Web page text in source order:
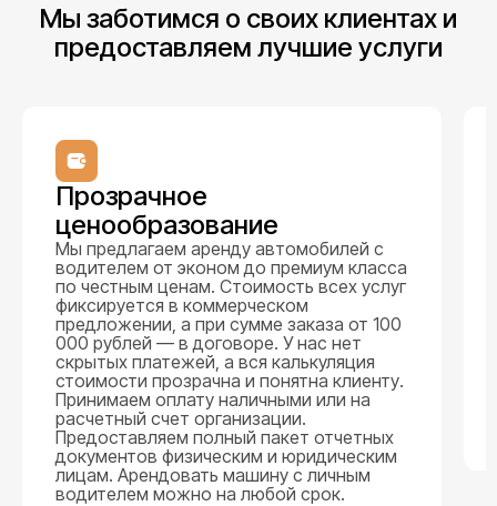
Мы заботимся о своих клиентах и
предоставляем лучшие услуги
Прозрачное
ценообразование
Мы предлагаем аренду автомобилей с
водителем от эконом до премиум класса
по честным ценам. Стоимость всех услуг
фиксируется в коммерческом
предложении, а при сумме заказа от 100
000 рублей — в договоре. У нас нет
скрытых платежей, а вся калькуляция
стоимости прозрачна и понятна клиенту.
Принимаем оплату наличными или на
расчетный счет организации.
Предоставляем полный пакет отчетных
документов физическим и юридическим
лицам. Арендовать машину с личным
водителем можно на любой срок.